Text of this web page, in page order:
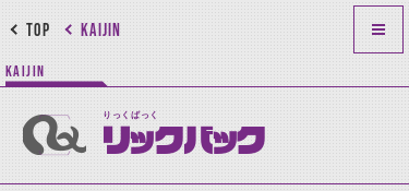
KAIJIN
TOP
KAIJIN
りっくばっく
リックバック